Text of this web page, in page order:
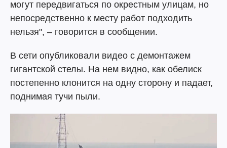
могут передвигаться по окрестным улицам, но
непосредственно к месту работ подходить
нельзя", – говорится в сообщении.
В сети опубликовали видео с демонтажем
гигантской стелы. На нем видно, как обелиск
постепенно клонится на одну сторону и падает,
поднимая тучи пыли.